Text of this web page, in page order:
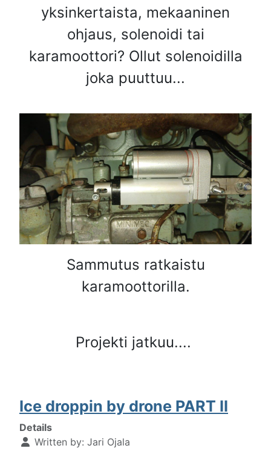
yksinkertaista, mekaaninen
ohjaus, solenoidi tai
karamoottori? Ollut solenoidilla
joka puuttuu...
Sammutus ratkaistu
karamoottorilla.
Projekti jatkuu....
Ice droppin by drone PART II
Details
Written by: Jari Ojala